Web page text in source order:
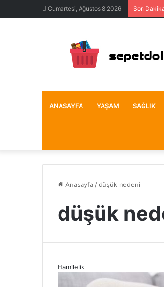
Cumartesi, Ağustos 8 2026 Son
ANASAYFA YAŞAM SAĞLIK
Anasayfa /düşük nedeni
düşük
Hamilelik